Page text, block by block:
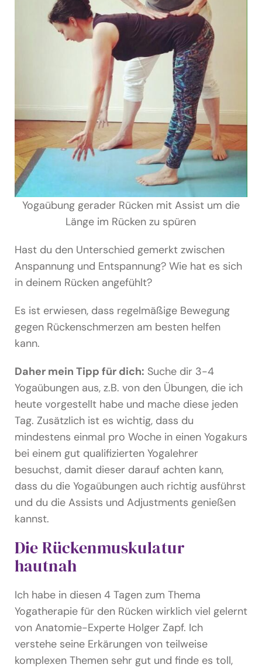
Yogaübung gerader Rücken mit Assist um die
Länge im Rücken zu spüren
Hast du den Unterschied gemerkt zwischen
Anspannung und Entspannung? Wie hat es sich
in deinem Rücken angefühlt?
Es ist erwiesen, dass regelmäßige Bewegung
gegen Rückenschmerzen am besten helfen
kann.
Daher mein Tipp für dich: Suche dir 3-4
Yogaübungen aus, z.B. von den Übungen, die ich
heute vorgestellt habe und mache diese jeden
Tag. Zusätzlich ist es wichtig, dass du
mindestens einmal pro Woche in einen Yogakurs
bei einem gut qualifizierten Yogalehrer
besuchst, damit dieser darauf achten kann,
dass du die Yogaübungen auch richtig ausführst
und du die Assists und Adjustments genießen
kannst.
Die Rückenmuskulatur
hautnah
Ich habe in diesen 4 Tagen zum Thema
Yogatherapie für den Rücken wirklich viel gelernt
von Anatomie-Experte Holger Zapf. Ich
verstehe seine Erkärungen von teilweise
komplexen Themen sehr gut und finde es toll,